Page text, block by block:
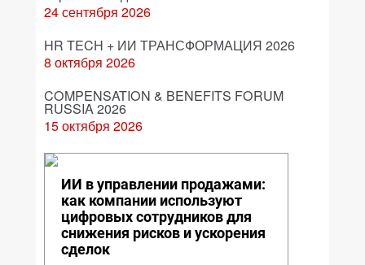
24 сентября 2026
HR TECH + ИИ ТРАНСФОРМАЦИЯ 2026
8 октября 2026
COMPENSATION & BENEFITS FORUM
RUSSIA 2026
15 октября 2026
ИИ в управлении продажами:
как компании используют
цифровых сотрудников для
снижения рисков и ускорения
сделок